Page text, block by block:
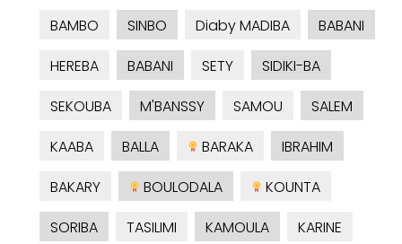
BAMBO
SINBO Diaby MADIBA
BABANI
HEREBA
BABANI SETY
SIDIKI-BA
SEKOUBA
M'BANSSY SAMOU
SALEM
KAABA
BALLA BARAKA
IBRAHIM
BAKARY
BOULODALA
KOUNTA
SORIBA
TASILIMI KAMOULA
KARINE